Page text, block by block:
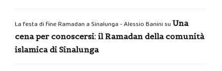
La festa di fine Ramadan a Sinalunga - Alessio Banini su Una
cena per conoscersi: il Ramadan della comunità
islamica di Sinalunga